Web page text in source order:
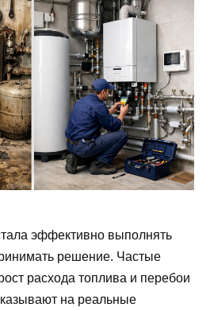
эффективно выполнять
решение. Частые
расхода топлива и перебои
на реальные